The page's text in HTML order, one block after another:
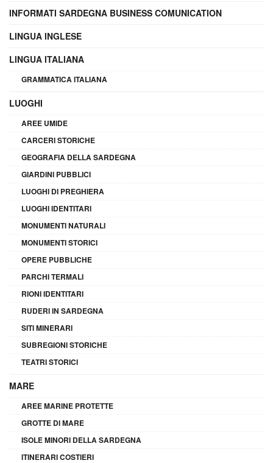
INFORMATI SARDEGNA BUSINESS COMUNICATION
LINGUA INGLESE
LINGUA ITALIANA
GRAMMATICA ITALIANA
LUOGHI
AREE UMIDE
CARCERI STORICHE
GEOGRAFIA DELLA SARDEGNA
GIARDINI PUBBLICI
LUOGHI DI PREGHIERA
LUOGHI IDENTITARI
MONUMENTI NATURALI
MONUMENTI STORICI
OPERE PUBBLICHE
PARCHI TERMALI
RIONI IDENTITARI
RUDERI IN SARDEGNA
SITI MINERARI
SUBREGIONI STORICHE
TEATRI STORICI
MARE
AREE MARINE PROTETTE
GROTTE DI MARE
ISOLE MINORI DELLA SARDEGNA
ITINERARI COSTIERI